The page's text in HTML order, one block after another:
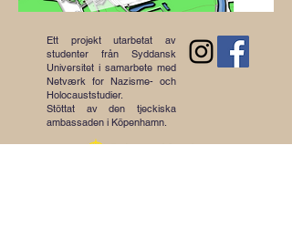
Ett projekt utarbetat av
studenter från Syddansk
Universitet i samarbete med
Netværk for Nazisme- och
Holocauststudier.
Stöttat av den tjeckiska
ambassaden i Köpenhamn.